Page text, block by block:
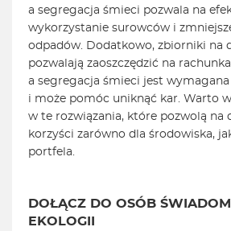
a segregacja śmieci pozwala na
wykorzystanie surowców i
odpadów. Dodatkowo, zbiorniki na
pozwalają zaoszczędzić na
a segregacja śmieci jest
i może pomóc uniknąć kar. Warto
w te rozwiązania, które pozwolą na
korzyści zarówno dla środowiska,
portfela.
DOŁĄCZ DO OSÓB
EKOLOGII